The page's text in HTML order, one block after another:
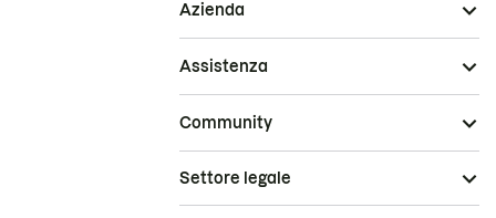
Azienda
Assistenza
Community
Settore legale